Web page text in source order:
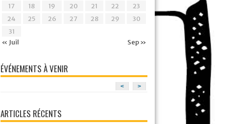
17
18 19 20 21 22
23
24
25 26 27 28 29
30
31
« Juil
Sep »
ÉVÉNEMENTS À VENIR
< >
ARTICLES RÉCENTS